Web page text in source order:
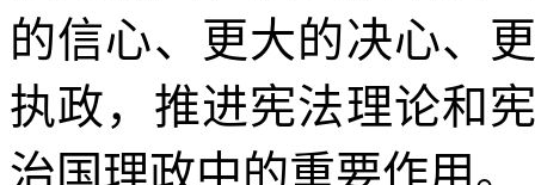
的信心、更大的决心、
执政，推进宪法理论和
治国理政中的重要作用。